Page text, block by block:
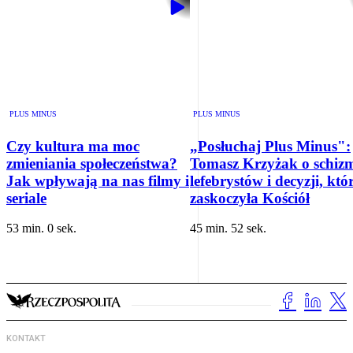
PLUS MINUS
Czy kultura ma moc
zmieniania społeczeństwa?
Jak wpływają na nas filmy i
seriale
53 min. 0 sek.
PLUS MINUS
„Posłuchaj Plus Minus":
Tomasz Krzyżak o
lefebrystów i decyzji,
zaskoczyła Kościół
45 min. 52 sek.
KONTAKT